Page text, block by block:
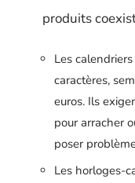
produits
Les
caractères,
euros. Ils
pour arracher
poser
Les horloges-